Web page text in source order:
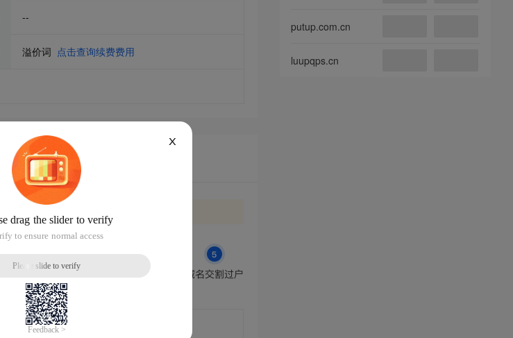
--
溢价词 点击查询续费费用
putup.com.cn
luupqps.cn
X